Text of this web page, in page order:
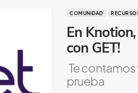
COMUNIDAD
En
con GET!
Te
prueba